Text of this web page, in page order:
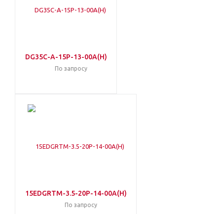
DG35C-A-15P-13-00A(H)
По запросу
15EDGRTM-3.5-20P-14-00A(H)
По запросу